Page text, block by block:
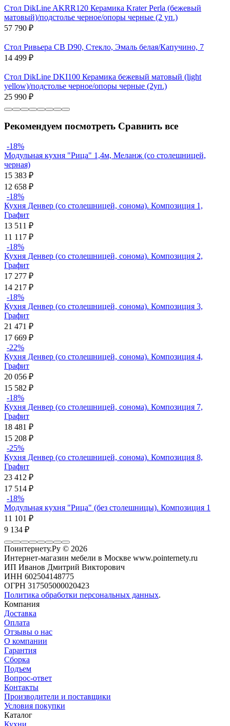
Стол DikLine AKRR120 Керамика Krater Perla (бежевый
матовый)/подстолье черное/опоры черные (2 уп.)
57 790 ₽
Стол Ривьера СВ D90, Стекло, Эмаль белая/Капучино, 7
14 499 ₽
Стол DikLine DKI100 Керамика бежевый матовый (light
yellow)/подстолье черное/опоры черные (2уп.)
25 990 ₽
Рекомендуем посмотреть Сравнить все
-18%
Модульная кухня "Рица" 1,4м, Меланж (со столешницей,
черная)
15 383 ₽
12 658 ₽
-18%
Кухня Денвер (со столешницей, сонома). Композиция 1,
Графит
13 511 ₽
11 117 ₽
-18%
Кухня Денвер (со столешницей, сонома). Композиция 2,
Графит
17 277 ₽
14 217 ₽
-18%
Кухня Денвер (со столешницей, сонома). Композиция 3,
Графит
21 471 ₽
17 669 ₽
-22%
Кухня Денвер (со столешницей, сонома). Композиция 4,
Графит
20 056 ₽
15 582 ₽
-18%
Кухня Денвер (со столешницей, сонома). Композиция 7,
Графит
18 481 ₽
15 208 ₽
-25%
Кухня Денвер (со столешницей, сонома). Композиция 8,
Графит
23 412 ₽
17 514 ₽
-18%
Модульная кухня "Рица" (без столешницы). Композиция 1
11 101 ₽
9 134 ₽
Поинтернету.Ру © 2026
Интернет-магазин мебели в Москве www.pointernety.ru
ИП Иванов Дмитрий Викторович
ИНН 602504148775
ОГРН 317505000020423
Политика обработки персональных данных.
Компания
Доставка
Оплата
Отзывы о нас
О компании
Гарантия
Сборка
Подъем
Вопрос-ответ
Контакты
Производители и поставщики
Условия покупки
Каталог
Кухни